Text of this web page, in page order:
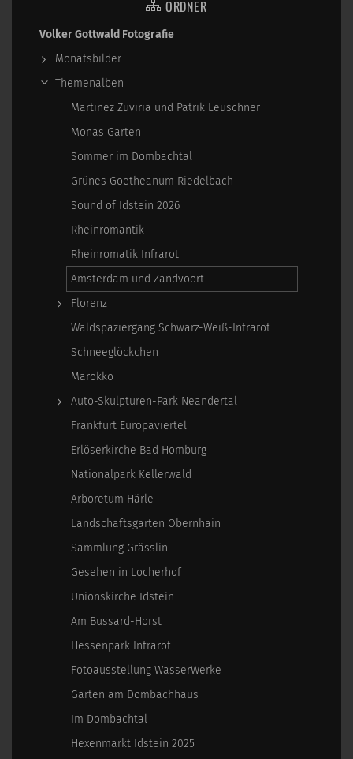
ORDNER
Volker Gottwald Fotografie
Monatsbilder
Themenalben
Martinez Zuviria und Patrik Leuschner
Monas Garten
Sommer im Dombachtal
Grünes Goetheanum Riedelbach
Sound of Idstein 2026
Rheinromantik
Rheinromatik Infrarot
Amsterdam und Zandvoort
Florenz
Waldspaziergang Schwarz-Weiß-Infrarot
Schneeglöckchen
Marokko
Auto-Skulpturen-Park Neandertal
Frankfurt Europaviertel
Erlöserkirche Bad Homburg
Nationalpark Kellerwald
Arboretum Härle
Landschaftsgarten Obernhain
Sammlung Grässlin
Gesehen in Locherhof
Unionskirche Idstein
Am Bussard-Horst
Hessenpark Infrarot
Fotoausstellung WasserWerke
Garten am Dombachhaus
Im Dombachtal
Hexenmarkt Idstein 2025